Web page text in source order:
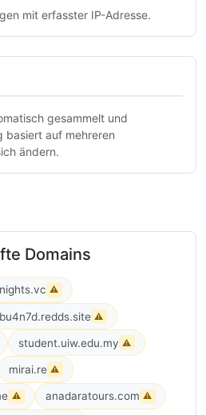
mit erfasster IP-Adresse.
gesammelt und
basiert auf mehreren
ändern.
Domains
⚠
bu4n7d.redds.site ⚠
student.uiw.edu.my ⚠
mirai.re ⚠
⚠ anadaratours.com ⚠